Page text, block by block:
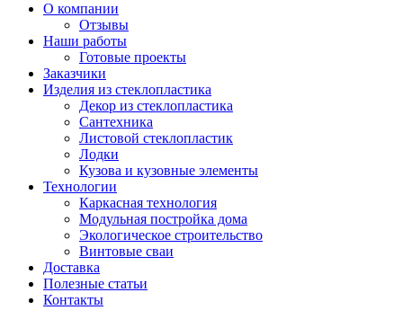
О компании
Отзывы
Наши работы
Готовые проекты
Заказчики
Изделия из стеклопластика
Декор из стеклопластика
Сантехника
Листовой стеклопластик
Лодки
Кузова и кузовные элементы
Технологии
Каркасная технология
Модульная постройка дома
Экологическое строительство
Винтовые сваи
Доставка
Полезные статьи
Контакты